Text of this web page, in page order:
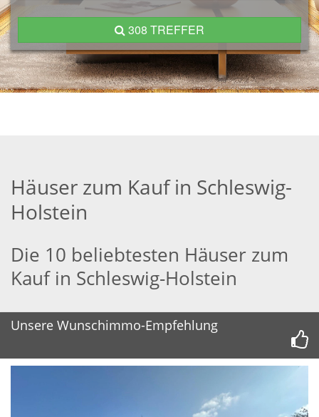
308 TREFFER
Häuser zum Kauf in Schleswig-
Holstein
Die 10 beliebtesten Häuser zum
Kauf in Schleswig-Holstein
Unsere Wunschimmo-Empfehlung